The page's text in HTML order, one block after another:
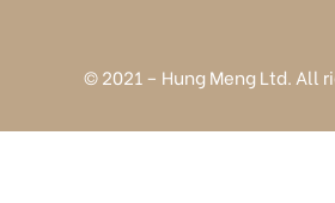
© 2021 – Hung Meng Ltd. All